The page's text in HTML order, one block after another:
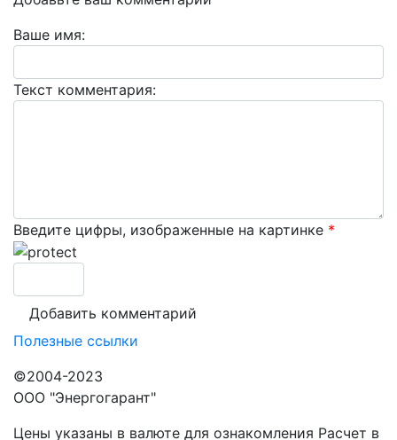
Ваше имя:
Текст комментария:
Введите цифры, изображенные на картинке *
Полезные ссылки
©2004-2023
ООО "Энергогарант"
Цены указаны в валюте для ознакомления Расчет в